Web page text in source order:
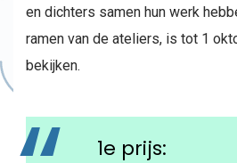
en dichters samen hun werk
ramen van de ateliers, is tot 1
bekijken.
1e prijs: